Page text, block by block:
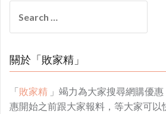
for:
關於「敗家精」
「敗家精 」竭力為大家搜尋網購優
惠開始之前跟大家報料，等大家可以